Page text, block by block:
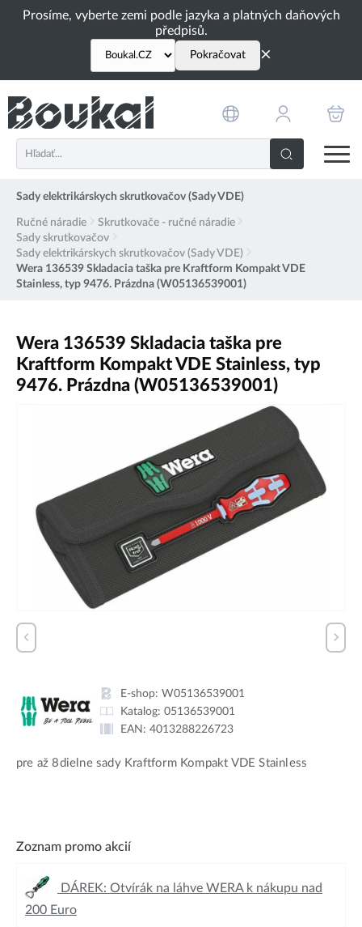
Prosíme, vyberte zemi podle jazyka a platných daňových
předpisů.
Pokračovat ×
Sady elektrikárskych skrutkovačov (Sady VDE)
Ručné náradie
Skrutkovače - ručné náradie
Sady skrutkovačov
Sady elektrikárskych skrutkovačov (Sady VDE)
Wera 136539 Skladacia taška pre Kraftform Kompakt VDE
Stainless, typ 9476. Prázdna (W05136539001)
Wera 136539 Skladacia taška pre
Kraftform Kompakt VDE Stainless, typ
9476. Prázdna (W05136539001)
E-shop: W05136539001
Katalog: 05136539001
EAN: 4013288226723
pre až 8dielne sady Kraftform Kompakt VDE Stainless
Zoznam promo akcií
DÁREK: Otvírák na láhve WERA k nákupu nad
200 Euro